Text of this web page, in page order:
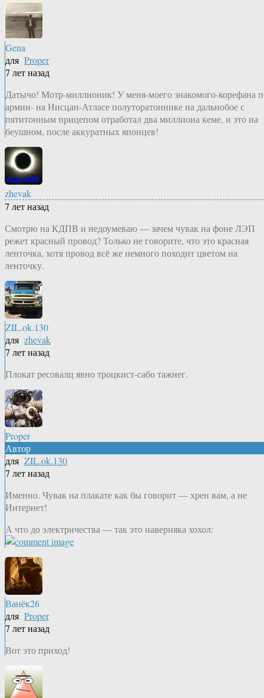
Gena
для Proper
7 лет назад
Датычо! Мотр-миллионик! У меня-моего знакомого-корефана
армии- на Нисцан-Атласе полуторатоннике на дальнобое с
пятитонным прицепом отработал два миллиона кеме, и это на
беушном, после аккуратных японцев!
zhevak
7 лет назад
Смотрю на КДПВ и недоумеваю — зачем чувак на фоне ЛЭП
режет красный провод? Только не говорите, что это красная
ленточка, хотя провод всё же немного походит цветом на
ленточку.
ZIL.ok.130
для zhevak
7 лет назад
Плокат ресовалц явно троцкист-сабо тажнег.
Proper
Автор
для ZIL.ok.130
7 лет назад
Именно. Чувак на плакате как бы говорит — хрен вам, а не
Интернет!
А что до электричества — так это наверняка хохол:
Ванёк26
для Proper
7 лет назад
Вот это приход!